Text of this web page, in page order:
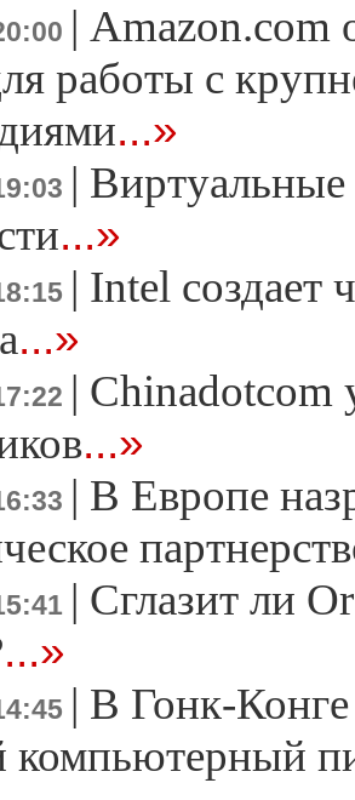
| Amazon.com
работы с
...»
|
...»
| Intel создает
...»
| Chinadotcom
...»
| В Европе
| Сглазит ли
...»
| В Гонк-
компьютерный